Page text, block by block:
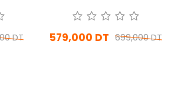
DT 699,000 DT
579,000 DT